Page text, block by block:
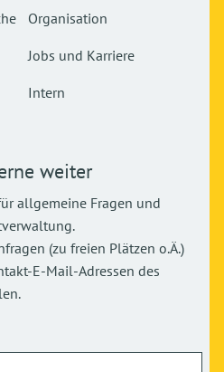
Organisation
Jobs und Karriere
Intern
weiter
allgemeine Fragen und
(zu freien Plätzen o.Ä.)
E-Mail-Adressen des